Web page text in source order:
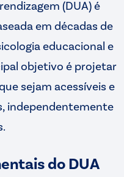
(DUA) é
em décadas de
educacional e
objetivo é projetar
sejam acessíveis e
independentemente
do DUA